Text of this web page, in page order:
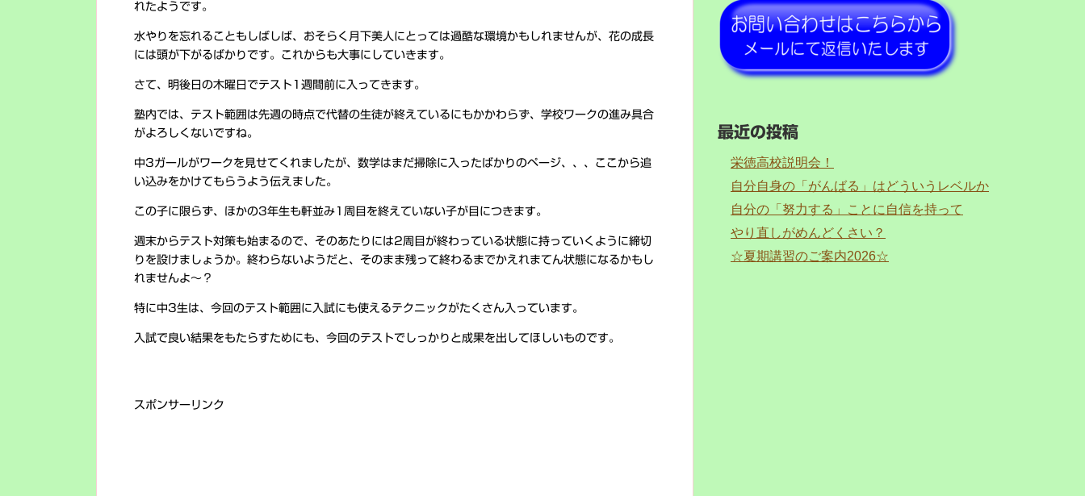
れたようです。
水やりを忘れることもしばしば、おそらく月下美人にとっては過酷な環境かもしれませんが、花の成長
には頭が下がるばかりです。これからも大事にしていきます。
さて、明後日の木曜日でテスト1週間前に入ってきます。
塾内では、テスト範囲は先週の時点で代替の生徒が終えているにもかかわらず、学校ワークの進み具合
がよろしくないですね。
中3ガールがワークを見せてくれましたが、数学はまだ掃除に入ったばかりのページ、、、ここから追
い込みをかけてもらうよう伝えました。
この子に限らず、ほかの3年生も軒並み1周目を終えていない子が目につきます。
週末からテスト対策も始まるので、そのあたりには2周目が終わっている状態に持っていくように締切
りを設けましょうか。終わらないようだと、そのまま残って終わるまでかえれまてん状態になるかもし
れませんよ～？
特に中3生は、今回のテスト範囲に入試にも使えるテクニックがたくさん入っています。
入試で良い結果をもたらすためにも、今回のテストでしっかりと成果を出してほしいものです。
スポンサーリンク
最近の投稿
栄徳高校説明会！
自分自身の「がんばる」はどういうレベルか
自分の「努力する」ことに自信を持って
やり直しがめんどくさい？
☆夏期講習のご案内2026☆